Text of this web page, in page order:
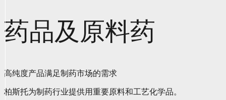
药品及原料药
高纯度产品满足制药市场的需求
柏斯托为制药行业提供用重要原料和工艺化学品。